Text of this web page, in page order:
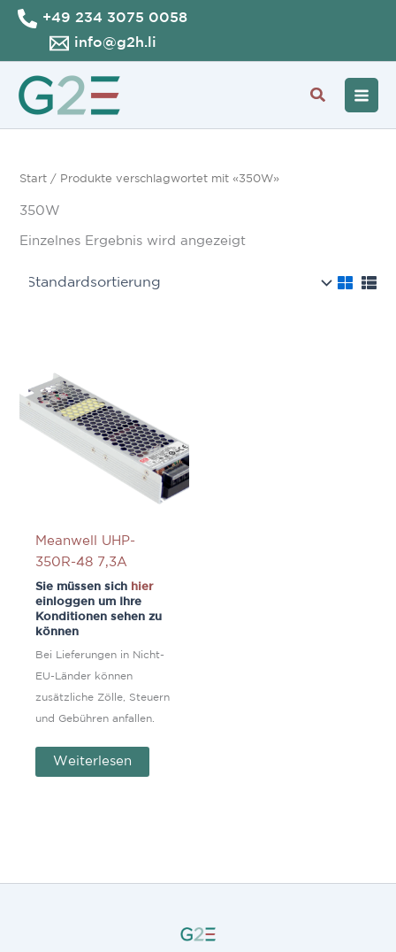
Zum
Inhalt
springen
+49 234 3075 0058
info@g2h.li
Suche
Start / Produkte verschlagwortet mit «350W»
350W
Einzelnes Ergebnis wird angezeigt
Meanwell UHP-
350R-48 7,3A
Sie müssen sich hier
einloggen um Ihre
Konditionen sehen zu
können
Bei Lieferungen in Nicht-
EU-Länder können
zusätzliche Zölle, Steuern
und Gebühren anfallen.
Weiterlesen